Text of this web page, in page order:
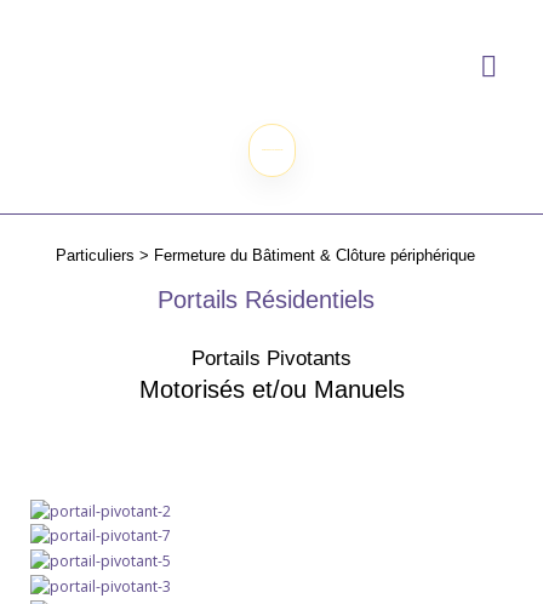
Particuliers > Fermeture du Bâtiment & Clôture périphérique
Portails Résidentiels
Portails Pivotants
Motorisés et/ou Manuels